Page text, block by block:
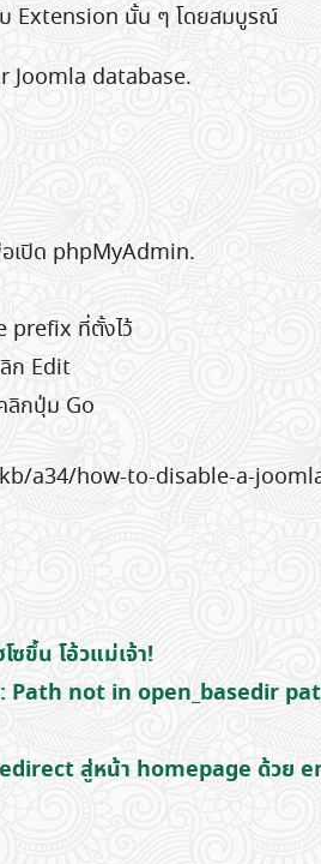
Extension นั้น ๆ โดยสมบูรณ์
Joomla database.
อเปิด phpMyAdmin.
prefix ที่ตั้งไว้
ก Edit
ลิกปุ่ม Go
a34/how-to-disable-a-
ซขึ้น โอ้วแม่เจ้า!
not in open_basedir
สู่หน้า homepage ด้วย